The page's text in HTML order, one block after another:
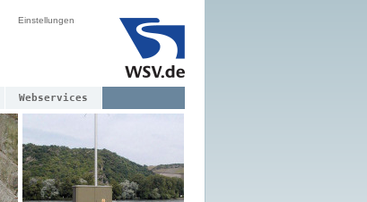
Einstellungen
Webservices